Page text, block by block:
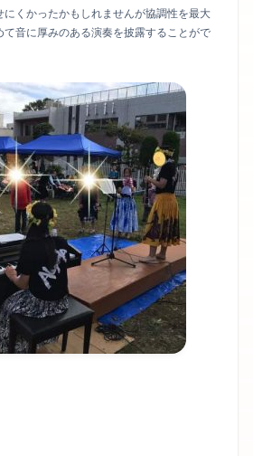
くかったかもしれませんが協調性を最大
音に厚みのある演奏を披露することがで